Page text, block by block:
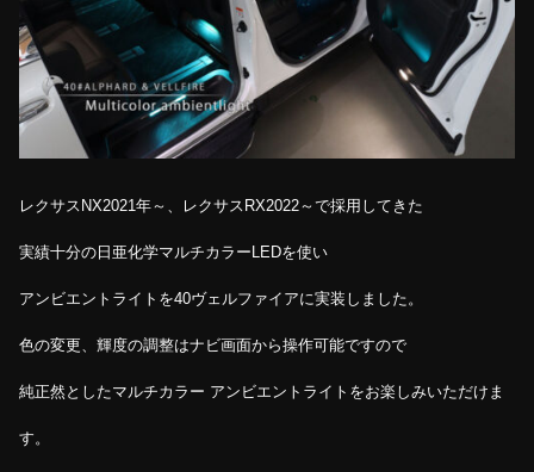
レクサスNX2021年～、レクサスRX2022～で採用してきた
実績十分の日亜化学マルチカラーLEDを使い
アンビエントライトを40ヴェルファイアに実装しました。
色の変更、輝度の調整はナビ画面から操作可能ですので
純正然としたマルチカラー アンビエントライトをお楽しみいただけま
す。